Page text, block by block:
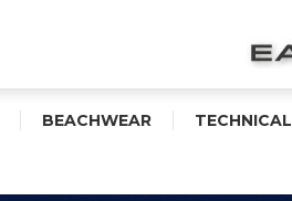
BEACHWEAR